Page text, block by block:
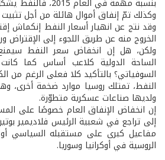
وكذلك تمّ إنفاق أموال هائلة من أجل
وقد نتج عن انهيار أسعار النفط إنكماش
الخروج منه عن طريق اللجوء إلى الإقتراض
ولكن، هل إن انخفاض سعر النفط
الساحة الدولية كلاعب أساس كما
السوفياتي؟ بالتأكيد كلا فعلى الرغم من
النفط، تمتلك روسيا موارد ضخمة أخرى،
ولديها صناعات عسكرية متطوّرة.
إن انخفاض الإنفاق العام خصوصًا على
إلى تراجع في شعبية الرئيس فلاديمير
مفاعيل كبرى على مستقبله السياسي أو
الروسية في أوكرانيا وسوريا.